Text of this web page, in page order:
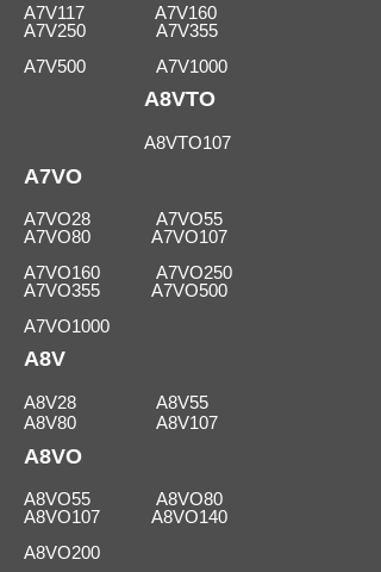
A7V117 A7V160
A7V250 A7V355
A7V500 A7V1000
A8VTO
A8VTO107
A7VO
A7VO28 A7VO55
A7VO80 A7VO107
A7VO160 A7VO250
A7VO355 A7VO500
A7VO1000
A8V
A8V28 A8V55
A8V80 A8V107
A8VO
A8VO55 A8VO80
A8VO107 A8VO140
A8VO200